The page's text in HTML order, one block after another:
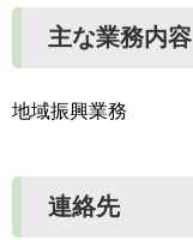
主な業務内容
地域振興業務
連絡先